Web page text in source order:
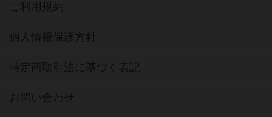
ご利用規約
個人情報保護方針
特定商取引法に基づく表記
お問い合わせ